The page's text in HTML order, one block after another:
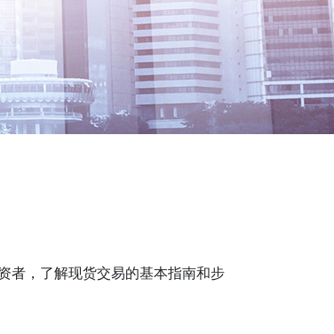
者，了解现货交易的基本指南和步